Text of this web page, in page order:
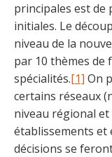
principales est
initiales. Le
niveau de la
par 10 thèmes
spécialités.[1] On
certains réseaux
niveau régional et
établissements et
décisions se